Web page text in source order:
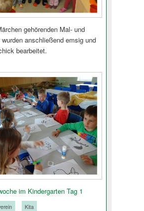
gehörenden Mal- und
anschließend emsig und
bearbeitet.
im Kindergarten Tag 1
Kita